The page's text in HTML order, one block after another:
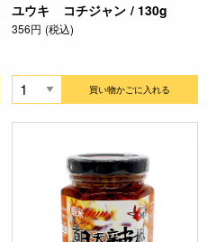
ユウキ コチジャン / 130g
356円 (税込)
買い物かごに入れる